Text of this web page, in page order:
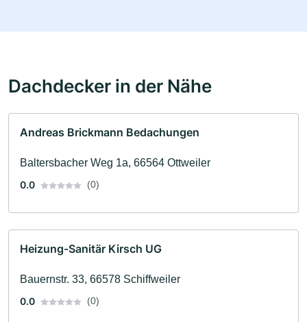
Dachdecker in der Nähe
Andreas Brickmann Bedachungen
Baltersbacher Weg 1a, 66564 Ottweiler
0.0
(0)
Heizung-Sanitär Kirsch UG
Bauernstr. 33, 66578 Schiffweiler
0.0
(0)